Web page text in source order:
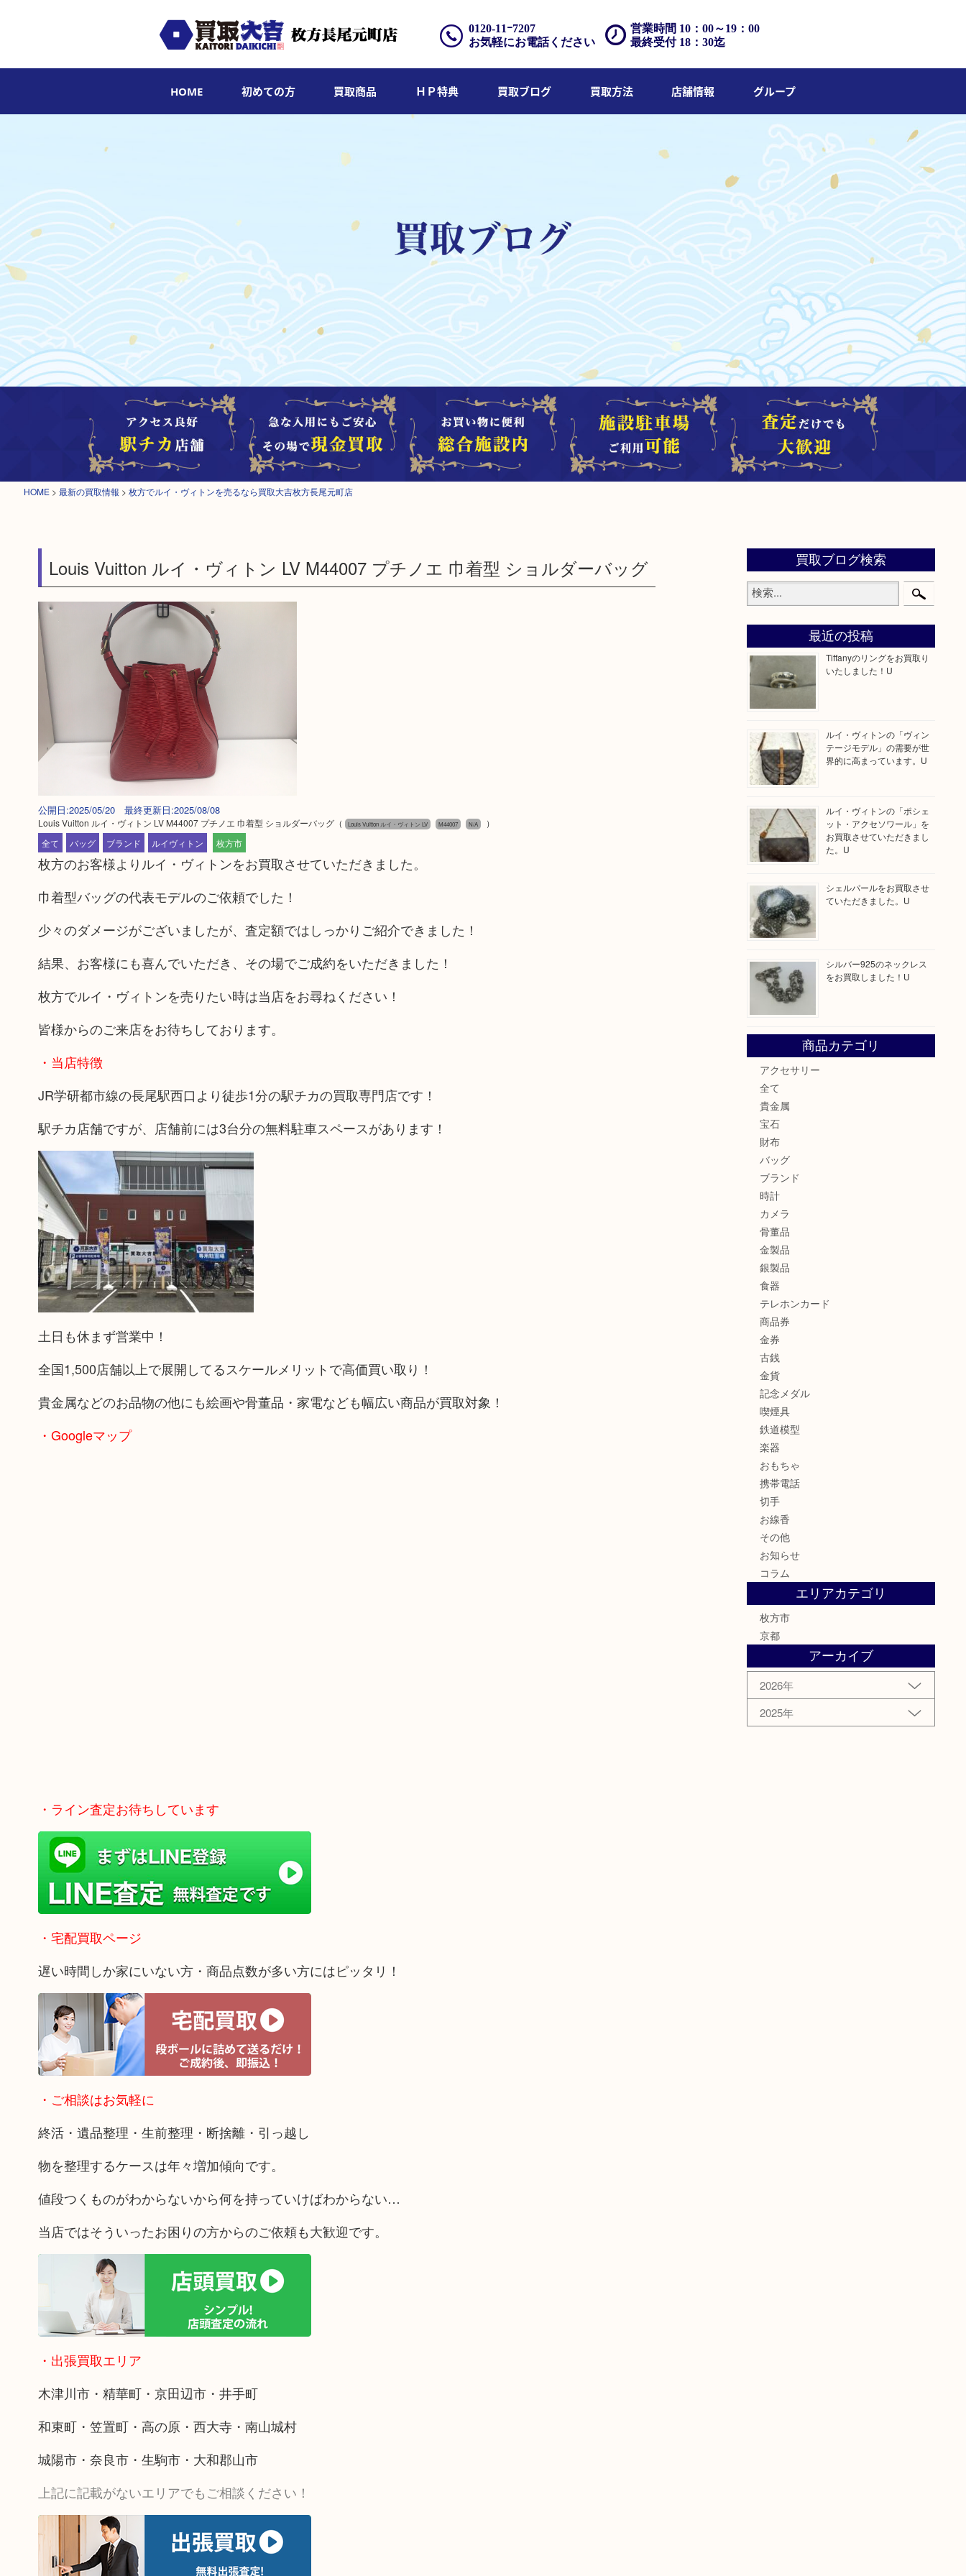
営業時間 10：00～19：00
最終受付 18：30迄
0120-11ｰ7207
お気軽にお電話ください
HOME 初めての方 買取商品 ＨＰ特典 買取ブログ 買取方法 店舗情報 グループ
HOME > 最新の買取情報 > 枚方でルイ・ヴィトンを売るなら買取大吉枚方長尾元町店
Louis Vuitton ルイ・ヴィトン LV M44007 プチノエ 巾着型 ショルダーバッグ
公開日:2025/05/20 最終更新日:2025/08/08
Louis Vuitton ルイ・ヴィトン LV M44007 プチノエ 巾着型 ショルダーバッグ（ Louis Vuitton ルイ・ヴィトン LV M44007 N/A
）
全て
バッグ ブランド ルイヴィトン 枚方市
枚方のお客様よりルイ・ヴィトンをお買取させていただきました。
巾着型バッグの代表モデルのご依頼でした！
少々のダメージがございましたが、査定額ではしっかりご紹介できました！
結果、お客様にも喜んでいただき、その場でご成約をいただきました！
枚方でルイ・ヴィトンを売りたい時は当店をお尋ねください！
皆様からのご来店をお待ちしております。
・当店特徴
JR学研都市線の長尾駅西口より徒歩1分の駅チカの買取専門店です！
駅チカ店舗ですが、店舗前には3台分の無料駐車スペースがあります！
土日も休まず営業中！
全国1,500店舗以上で展開してるスケールメリットで高価買い取り！
貴金属などのお品物の他にも絵画や骨董品・家電なども幅広い商品が買取対象！
・Googleマップ
・ライン査定お待ちしています
・宅配買取ページ
遅い時間しか家にいない方・商品点数が多い方にはピッタリ！
・ご相談はお気軽に
終活・遺品整理・生前整理・断捨離・引っ越し
物を整理するケースは年々増加傾向です。
値段つくものがわからないから何を持っていけばわからない…
当店ではそういったお困りの方からのご依頼も大歓迎です。
・出張買取エリア
木津川市・精華町・京田辺市・井手町
和束町・笠置町・高の原・西大寺・南山城村
城陽市・奈良市・生駒市・大和郡山市
上記に記載がないエリアでもご相談ください！
買取ブログ検索
最近の投稿
Tiffanyのリングをお買取り
いたしました！U
ルイ・ヴィトンの「ヴィン
テージモデル」の需要が世
界的に高まっています。U
ルイ・ヴィトンの「ポシェ
ット・アクセソワール」を
お買取させていただきまし
た。U
シェルパールをお買取させ
ていただきました。U
シルバー925のネックレス
をお買取しました！U
商品カテゴリ
アクセサリー
全て
貴金属
宝石
財布
バッグ
ブランド
時計
カメラ
骨董品
金製品
銀製品
食器
テレホンカード
商品券
金券
古銭
金貨
記念メダル
喫煙具
鉄道模型
楽器
おもちゃ
携帯電話
切手
お線香
その他
お知らせ
コラム
エリアカテゴリ
枚方市
京都
アーカイブ
2026年
2025年